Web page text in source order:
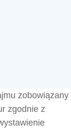
zobowiązany
zgodnie z